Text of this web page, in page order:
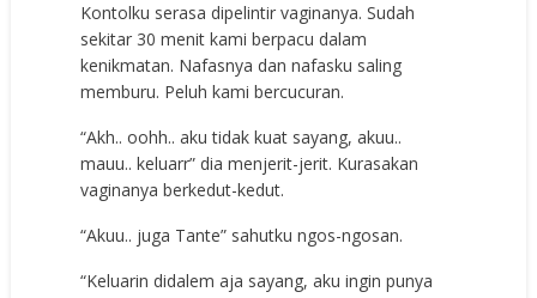
Kontolku serasa dipelintir vaginanya. Sudah
sekitar 30 menit kami berpacu dalam
kenikmatan. Nafasnya dan nafasku saling
memburu. Peluh kami bercucuran.
“Akh.. oohh.. aku tidak kuat sayang, akuu..
mauu.. keluarr” dia menjerit-jerit. Kurasakan
vaginanya berkedut-kedut.
“Akuu.. juga Tante” sahutku ngos-ngosan.
“Keluarin didalem aja sayang, aku ingin punya